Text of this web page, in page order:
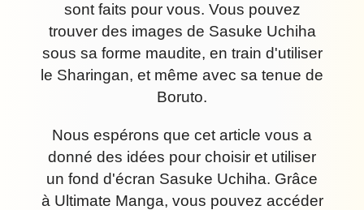
sont faits pour vous. Vous pouvez
trouver des images de Sasuke Uchiha
sous sa forme maudite, en train d'utiliser
le Sharingan, et même avec sa tenue de
Boruto.
Nous espérons que cet article vous a
donné des idées pour choisir et utiliser
un fond d'écran Sasuke Uchiha. Grâce
à Ultimate Manga, vous pouvez accéder